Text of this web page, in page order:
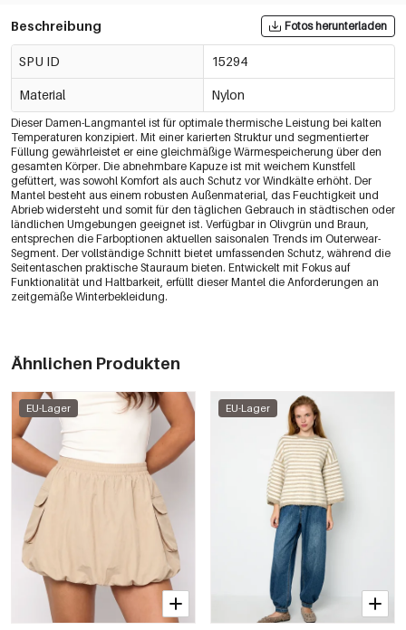
Beschreibung Fotos herunterladen
SPU ID 15294
Material Nylon
Dieser Damen-Langmantel ist für optimale thermische Leistung bei kalten
Temperaturen konzipiert. Mit einer karierten Struktur und segmentierter
Füllung gewährleistet er eine gleichmäßige Wärmespeicherung über den
gesamten Körper. Die abnehmbare Kapuze ist mit weichem Kunstfell
gefüttert, was sowohl Komfort als auch Schutz vor Windkälte erhöht. Der
Mantel besteht aus einem robusten Außenmaterial, das Feuchtigkeit und
Abrieb widersteht und somit für den täglichen Gebrauch in städtischen oder
ländlichen Umgebungen geeignet ist. Verfügbar in Olivgrün und Braun,
entsprechen die Farboptionen aktuellen saisonalen Trends im Outerwear-
Segment. Der vollständige Schnitt bietet umfassenden Schutz, während die
Seitentaschen praktische Stauraum bieten. Entwickelt mit Fokus auf
Funktionalität und Haltbarkeit, erfüllt dieser Mantel die Anforderungen an
zeitgemäße Winterbekleidung.
Ähnlichen Produkten
EU-Lager EU-Lager